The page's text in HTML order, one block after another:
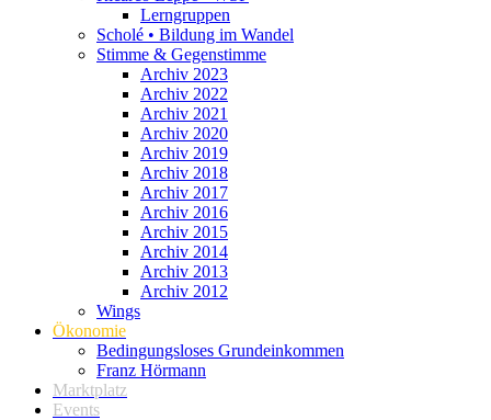
Lerngruppen
Scholé • Bildung im Wandel
Stimme & Gegenstimme
Archiv 2023
Archiv 2022
Archiv 2021
Archiv 2020
Archiv 2019
Archiv 2018
Archiv 2017
Archiv 2016
Archiv 2015
Archiv 2014
Archiv 2013
Archiv 2012
Wings
Ökonomie
Bedingungsloses Grundeinkommen
Franz Hörmann
Marktplatz
Events